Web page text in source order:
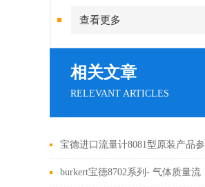
查看更多
相关文章
RELEVANT ARTICLES
宝德进口流量计8081型原装产品参
数详解
burkert宝德8702系列- 气体质量流